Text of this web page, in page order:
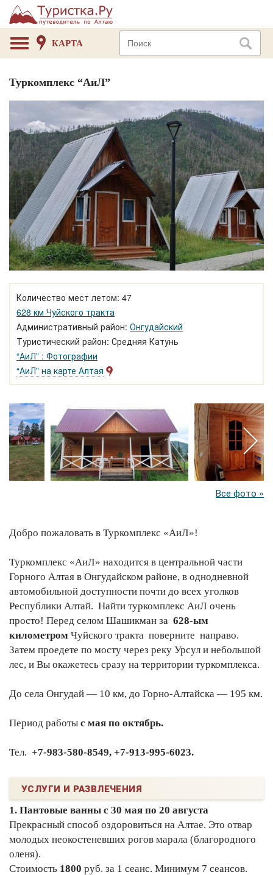
КАРТА
Туркомплекс “АиЛ”
Количество мест летом: 47
628 км Чуйского тракта
Административный район: Онгудайский
Туристический район: Средняя Катунь
“АиЛ” : Фотографии
“АиЛ” на карте Алтая
Все фото »
Добро пожаловать в Туркомплекс «АиЛ»!
Туркомплекс «АиЛ» находится в центральной части
Горного Алтая в Онгудайском районе, в однодневной
автомобильной доступности почти до всех уголков
Республики Алтай. Найти туркомплекс АиЛ очень
просто! Перед селом Шашикман за 628-ым
километром Чуйского тракта поверните направо.
Затем проедете по мосту через реку Урсул и небольшой
лес, и Вы окажетесь сразу на территории туркомплекса.
До села Онгудай — 10 км, до Горно-Алтайска — 195 км.
Период работы с мая по октябрь.
Тел. +7-983-580-8549, +7-913-995-6023.
УСЛУГИ И РАЗВЛЕЧЕНИЯ
1. Пантовые ванны с 30 мая по 20 августа
Прекрасный способ оздоровиться на Алтае. Это отвар
молодых неокостеневших рогов марала (благородного
оленя).
Стоимость 1800 руб. за 1 сеанс. Минимум 7 сеансов.